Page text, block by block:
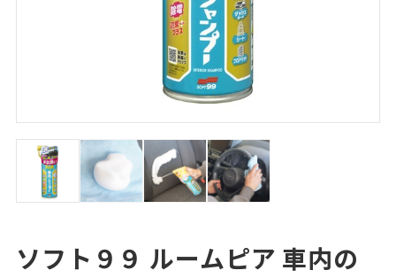
ソフト９９ ルームピア 車内の